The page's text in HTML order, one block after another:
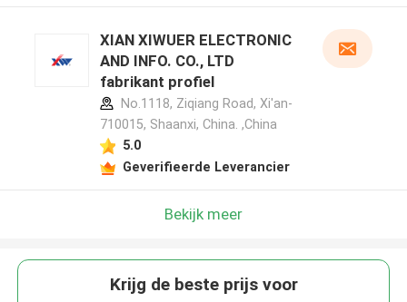
XIAN XIWUER ELECTRONIC
AND INFO. CO., LTD
fabrikant profiel
No.1118, Ziqiang Road, Xi'an-
710015, Shaanxi, China. ,China
5.0
Geverifieerde Leverancier
Bekijk meer
Krijg de beste prijs voor